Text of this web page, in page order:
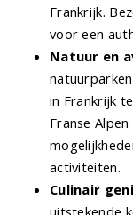
Frankrijk.
voor een
Natuur en
in Frankrijk
Franse
activiteiten.
Culinair